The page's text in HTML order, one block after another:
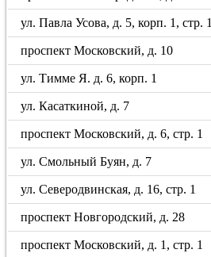
ул. Павла Усова, д. 5, корп. 1, стр. 1
проспект Московский, д. 10
ул. Тимме Я. д. 6, корп. 1
ул. Касаткиной, д. 7
проспект Московский, д. 6, стр. 1
ул. Смольный Буян, д. 7
ул. Северодвинская, д. 16, стр. 1
проспект Новгородский, д. 28
проспект Московский, д. 1, стр. 1